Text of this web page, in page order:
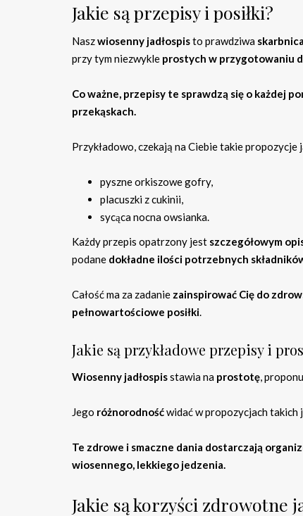
Jakie są przepisy i posiłki?
Naszwiosenny jadłospisto prawdziwa
przy tym niezwykle prostych w przygotowaniu
Co ważne, przepisy te sprawdzą się o każdej
przekąskach.
Przykładowo, czekają na Ciebie takie propozycje
pyszne orkiszowe gofry,
placuszki z cukinii,
sycąca nocna owsianka.
Każdy przepis opatrzony jest szczegółowym
podane dokładne ilości potrzebnych
Całość ma za zadanie zainspirować Cię do
pełnowartościowe posiłki.
Jakie są przykładowe przepisy i
Wiosenny jadłospisstawia na prostotę,
Jego różnorodnośćwidać w propozycjach takich
Te zdrowe i smaczne dania dostarczają
wiosennego, lekkiego jedzenia.
Jakie są korzyści zdrowotne